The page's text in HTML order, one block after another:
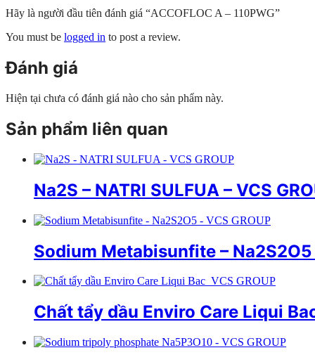
Hãy là người đầu tiên đánh giá “ACCOFLOC A – 110PWG”
You must be logged in to post a review.
Đánh giá
Hiện tại chưa có đánh giá nào cho sản phẩm này.
Sản phẩm liên quan
Na2S – NATRI SULFUA – VCS
Sodium Metabisunfite – Na2S2O5
Chất tẩy dầu Enviro Care Liqui